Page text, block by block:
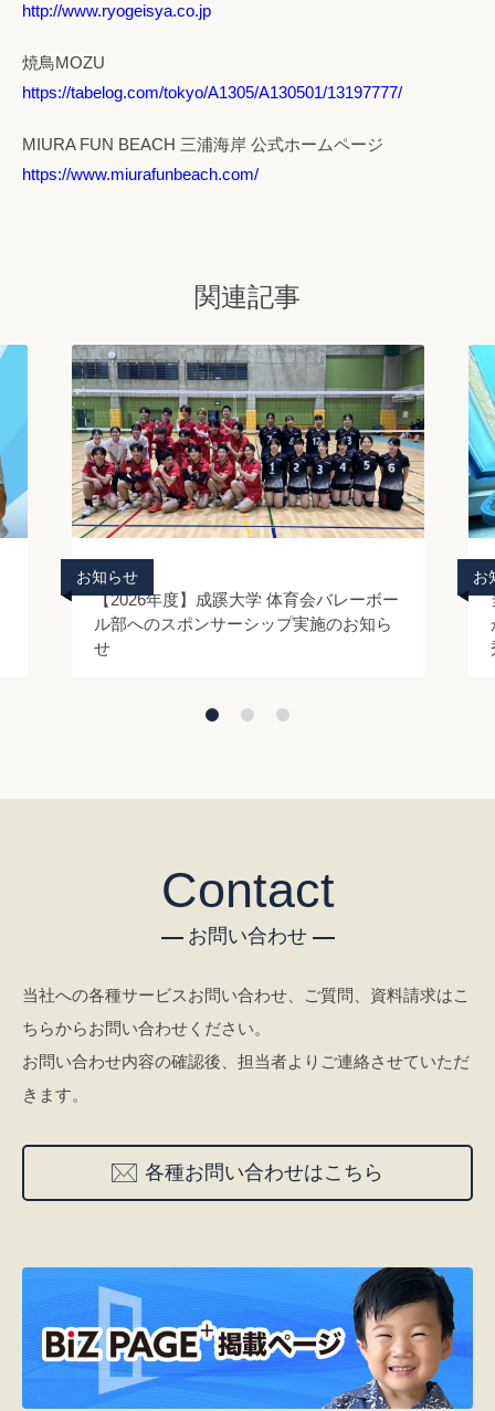
http://www.ryogeisya.co.jp
焼鳥MOZU
https://tabelog.com/tokyo/A1305/A130501/13197777/
MIURA FUN BEACH 三浦海岸 公式ホームページ
https://www.miurafunbeach.com/
関連記事
お知らせ
2026/7/6/
【2026年度】成蹊大学 体育会バレーボー
ル部へのスポンサーシップ実施のお知ら
せ
お
Contact
お問い合わせ
当社への各種サービスお問い合わせ、ご質問、資料請求はこ
ちらからお問い合わせください。
お問い合わせ内容の確認後、担当者よりご連絡させていただ
きます。
各種お問い合わせはこちら